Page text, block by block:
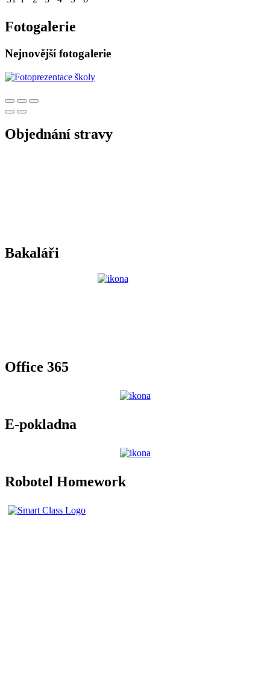
Fotogalerie
Nejnovější fotogalerie
Objednání stravy
Bakaláři
Office 365
E-pokladna
Robotel Homework